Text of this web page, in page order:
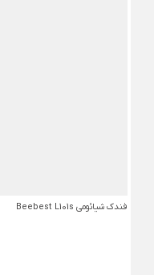
فندک شیائومی Beebest L101s